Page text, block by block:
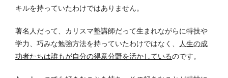
キルを持っていたわけではありません。
著名人だって、カリスマ塾講師だって生まれながらに特技や
学力、巧みな勉強方法を持っていたわけではなく、
人生の成
功者たちは誰もが自分の得意分野を活かしているのです。